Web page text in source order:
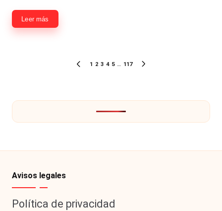
Leer más
PÁGINA
1 2 3 4 5 … 117
Avisos legales
Política de privacidad